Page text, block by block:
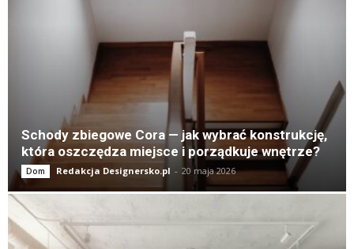
Schody zbiegowe Cora — jak wybrać konstrukcję,
która oszczędza miejsce i porządkuje wnętrze?
Dom Redakcja Designersko.pl - 20 maja 2026